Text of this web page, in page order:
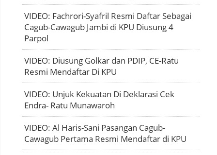
VIDEO: Fachrori-Syafril Resmi Daftar Sebagai
Cagub-Cawagub Jambi di KPU Diusung 4
Parpol
VIDEO: Diusung Golkar dan PDIP, CE-Ratu
Resmi Mendaftar Di KPU
VIDEO: Unjuk Kekuatan Di Deklarasi Cek
Endra- Ratu Munawaroh
VIDEO: Al Haris-Sani Pasangan Cagub-
Cawagub Pertama Resmi Mendaftar di KPU